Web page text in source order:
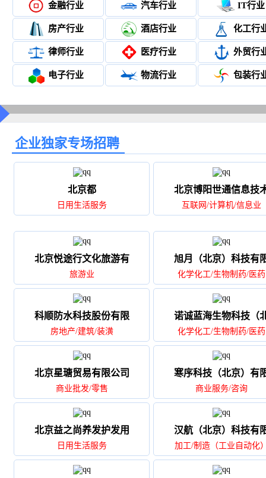
金融行业 汽车行业 IT行业
房产行业 酒店行业 化工行
律师行业 医疗行业 外贸行
电子行业 物流行业 包装行
企业独家专场招聘
‌北京都
日用生活服务
北京博阳世通信息技
互联网/计算机/信息业
北京悦途行文化旅游有
旅游业
旭月（北京）科技有
化学化工/生物制药/医药
科顺防水科技股份有限
房地产/建筑/装潢
诺诚蓝海生物科技（
化学化工/生物制药/医药
北京星瑭贸易有限公司
商业批发/零售
寒序科技（北京）有
商业服务/咨询
北京益之尚养发护发用
日用生活服务
汉航（北京）科技有
加工/制造（工业自动化